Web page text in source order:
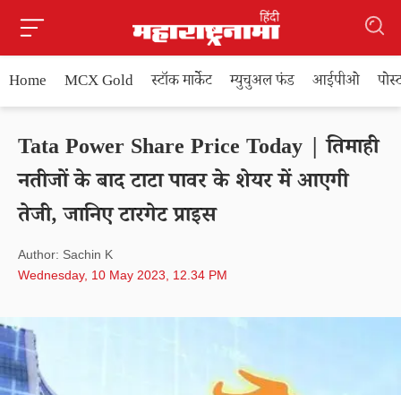
Home MCX Gold स्टॉक मार्केट म्युचुअल फंड आईपीओ
Tata Power Share Price Today | तिमाही
नतीजों के बाद टाटा पावर के शेयर में आएगी
तेजी, जानिए टारगेट प्राइस
Author: Sachin K
Wednesday, 10 May 2023, 12.34 PM